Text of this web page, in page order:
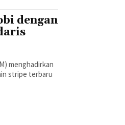
dengan
menghadirkan
stripe terbaru